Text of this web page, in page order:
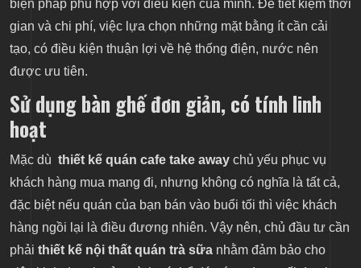
biện pháp phù hợp với điều kiện của mình. Để tiết kiệm thời
gian và chi phí, việc lựa chọn những mặt bằng ít cần cải
tạo, có điều kiện thuận lợi về hệ thống điện, nước nên
được ưu tiên.
Sử dụng bàn ghế đơn giản, có tính linh
hoạt
Mặc dù thiết kế quán cafe take away chủ yếu phục vụ
khách hàng mua mang đi, nhưng không có nghĩa là tất cả,
đặc biệt nếu quán của bạn bán vào buổi tối thì việc khách
hàng ngồi lại là điều đương nhiên. Vậy nên, chủ đầu tư cần
phải thiết kế nội thất quán trà sữa nhằm đảm bảo cho